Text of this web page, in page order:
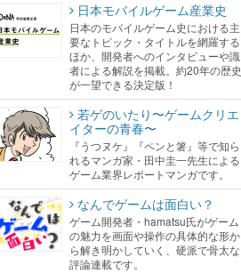
日本モバイルゲーム産業史
日本のモバイルゲーム史における主
要なトピック・タイトルを網羅する
ほか、開発者へのインタビューや識
者による解説を掲載。約20年の歴史
が一望できる決定版！
若ゲのいたり〜ゲームクリエ
イターの青春〜
『うつヌケ』『ペンと箸』等で知ら
れるマンガ家・田中圭一先生による
ゲーム業界レポートマンガです。
なんでゲームは面白い？
ゲーム開発者・hamatsu氏がゲーム
の魅力を画面や操作の具体的な形か
ら解き明かしていく、硬派で骨太な
評論連載です。